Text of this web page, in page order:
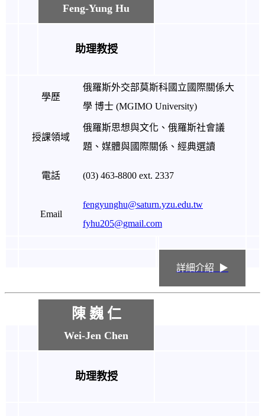
Feng-Yung Hu
助理教授
學歷
俄羅斯外交部莫斯科國立國際關係大
學 博士 (MGIMO University)
授課領域
俄羅斯思想與文化、俄羅斯社會議
題、媒體與國際關係、經典選讀
電話 (03) 463-8800 ext. 2337
Email
fengyunghu@saturn.yzu.edu.tw
fyhu205@gmail.com
詳細介紹 ▶
陳 巍 仁
Wei-Jen Chen
助理教授